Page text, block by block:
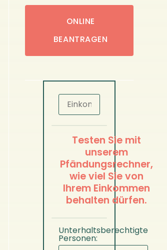
ONLINE
BEANTRAGEN
Testen Sie mit
unserem
Pfändungsrechner,
wie viel Sie von
Ihrem Einkommen
behalten dürfen.
Unterhaltsberechtigte
Personen: